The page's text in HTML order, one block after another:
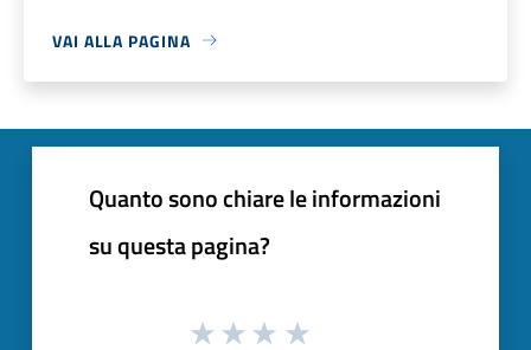
VAI ALLA PAGINA
Quanto sono chiare le informazioni
su questa pagina?